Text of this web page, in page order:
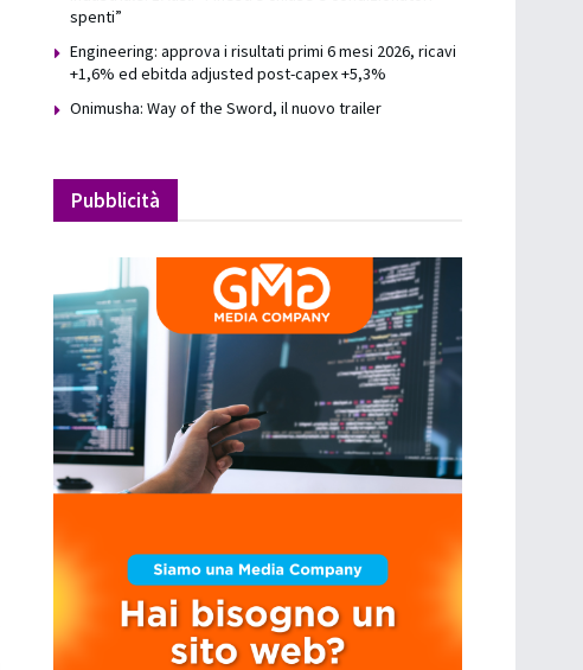
spenti”
Engineering: approva i risultati primi 6 mesi 2026, ricavi
+1,6% ed ebitda adjusted post-capex +5,3%
Onimusha: Way of the Sword, il nuovo trailer
Pubblicità